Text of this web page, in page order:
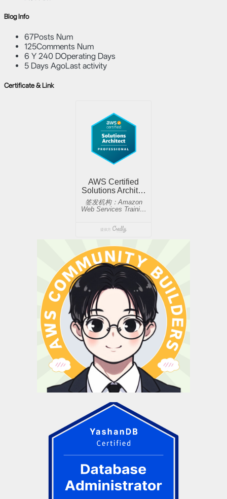
Blog Info
67Posts Num
125Comments Num
6 Y 240 DOperating Days
5 Days AgoLast activity
Certificate & Link